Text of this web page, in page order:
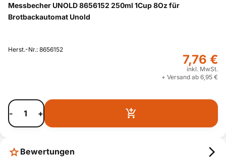
Messbecher UNOLD 8656152 250ml 1Cup 8Oz für
Brotbackautomat Unold
Herst.-Nr.: 8656152
7,76 €
inkl. MwSt.
+ Versand ab 6,95 €
- +
Bewertungen